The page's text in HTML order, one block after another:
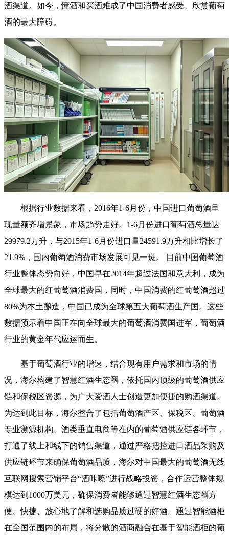
酒渠道。如今，懂酒和买酒难成了中国消费者感受、欣赏葡萄
酒的最大障碍。
根据行业数据来看，2016年1-6月份，中国进口葡萄酒呈
现量额齐增景象，市场趋势走好。1-6月份进口葡萄酒总量达
29979.2万升，与2015年1-6月份进口量24591.9万升相比增长了
21.9%，国内葡萄酒消费市场发展可见一斑。 目前中国葡萄酒
行业整体态势向好，中国早在2014年超过法国和意大利，成为
全球最大的红葡萄酒消费国，同时，中国消费的红葡萄酒超过
80%为本土酿造，中国已成为全球第五大葡萄酒生产国。这些
数据预示着中国正在向全球最大的葡萄酒消费国进军，葡萄酒
行业的黄金年代应运而生。
基于葡萄酒行业的增速，结合现有用户需求和市场的情
况，海尔构建了智慧红酒生态圈，依托国内顶级的葡萄酒供应
链和保税区资源，为广大爱酒人士创造更加便捷的购酒渠道。
为达到此目标，海尔整合了包括葡萄酒产区、保税区、葡萄酒
专业溯源机构、酒类垂直电商等在内的葡萄酒供应链各环节，
打通了线上和线下的销售渠道，通过严格把控进口酒品采购及
供应链环节来确保葡萄酒品质，海尔对中国最大的葡萄酒无线
互联网搜索营销平台“酒咔嚓”进行战略投资，合作运营整体规
模达到1000万美元，确保消费者能够通过智慧红酒生态圈方
便、快捷、放心地了解和选购品质过硬的好酒。通过智能酒柜
在全国范围内的布局，将分散的酒商融合在基于智能酒柜的葡